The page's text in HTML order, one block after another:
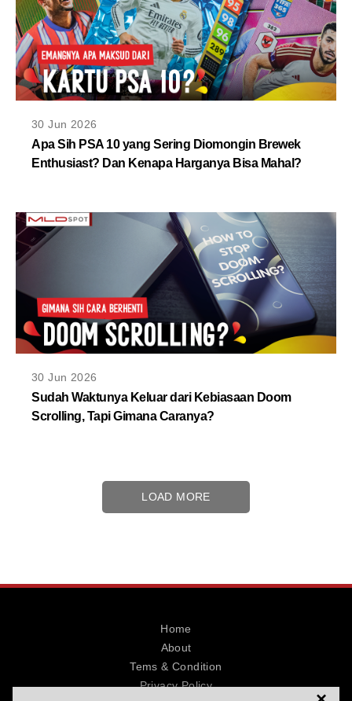
30 Jun 2026
Apa Sih PSA 10 yang Sering Diomongin Brewek
Enthusiast? Dan Kenapa Harganya Bisa Mahal?
30 Jun 2026
Sudah Waktunya Keluar dari Kebiasaan Doom
Scrolling, Tapi Gimana Caranya?
LOAD MORE
Home
About
Tems & Condition
Privacy Policy